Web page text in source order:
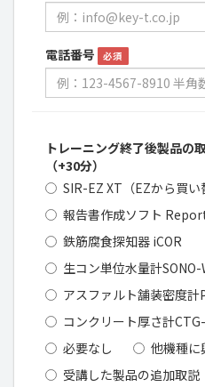
電話番号 必須
トレーニング終了後製品の
（+30分）
SIR-EZ XT（EZから買い
報告書作成ソフト
鉄筋腐食探知器 iCOR
生コン単位水量計SONO-
アスファルト舗装密度計
コンクリート厚さ計
必要なし
他機種に
受講した製品の追加取説